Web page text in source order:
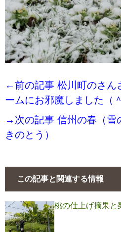
←前の記事 松川町のさん
ームにお邪魔しました（
→次の記事 信州の春（雪
きのとう）
この記事と関連する情報
桃の仕上げ摘果と